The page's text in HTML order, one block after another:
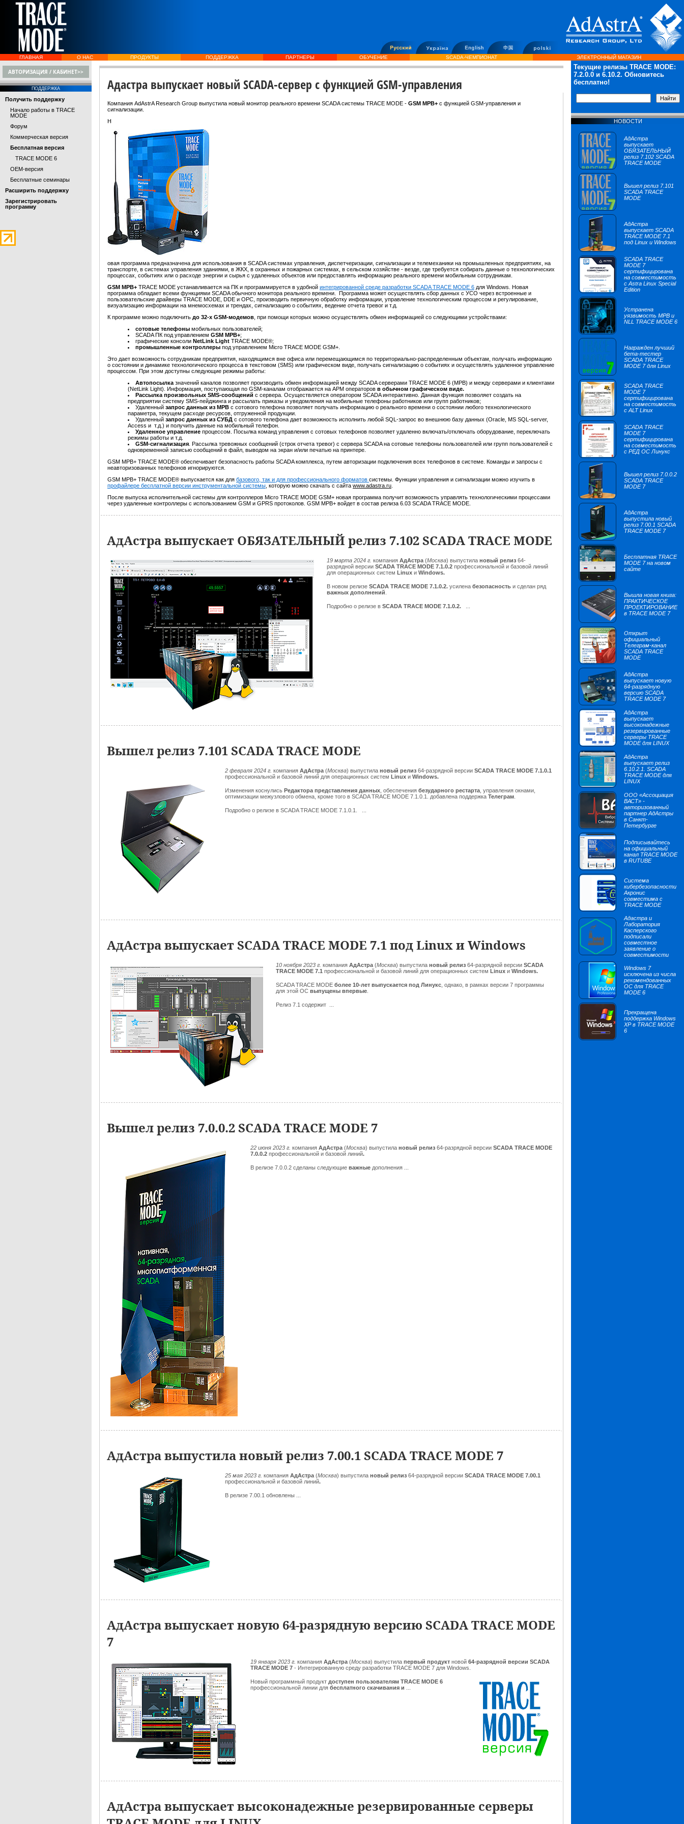
ГЛАВНАЯ О НАС ПРОДУКТЫ ПОДДЕРЖКА ПАРТНЕРЫ ОБУЧЕНИЕ SCADA-ЧЕМПИОНАТ ЭЛЕКТРОННЫЙ МАГАЗИН
АВТОРИЗАЦИЯ / КАБИНЕТ>>
ПОДДЕРЖКА
Получить поддержку
Начало работы в TRACE
MODE
Форум
Коммерческая версия
Бесплатная версия
TRACE MODE 6
OEM-версия
Бесплатные семинары
Расширить поддержку
Зарегистрировать
программу
Адастра выпускает новый SCADA-сервер с функцией GSM-управления
Компания AdAstrA Research Group выпустила новый монитор реального времени SCADA системы TRACE MODE - GSM МРВ+ с функцией GSM-управления и
сигнализации.
Н
овая программа предназначена для использования в SCADA системах управления, диспетчеризации, сигнализации и телемеханики на промышленных предприятиях, на
транспорте, в системах управления зданиями, в ЖКХ, в охранных и пожарных системах, в сельском хозяйстве - везде, где требуется собирать данные о технологических
процессах, событиях или о расходе энергии и сырья с удаленных объектов или предоставлять информацию реального времени мобильным сотрудникам.
GSM МРВ+ TRACE MODE устанавливается на ПК и программируется в удобной интегрированной среде разработки SCADA TRACE MODE 6 для Windows. Новая
программа обладает всеми функциями SCADA обычного монитора реального времени. Программа может осуществлять сбор данных с УСО через встроенные и
пользовательские драйверы TRACE MODE, DDE и OPC, производить первичную обработку информации, управление технологическим процессом и регулирование,
визуализацию информации на мнемосхемах и трендах, сигнализацию о событиях, ведение отчета тревог и т.д.
К программе можно подключить до 32-х GSM-модемов , при помощи которых можно осуществлять обмен информацией со следующими устройствами:
сотовые телефоны мобильных пользователей;
SCADA ПК под управлением GSM МРВ+;
графические консоли NetLink Light TRACE MODE®;
промышленные контроллеры под управлением Micro TRACE MODE GSM+.
Это дает возможность сотрудникам предприятия, находящимся вне офиса или перемещающимся по территориально-распределенным объектам, получать информацию
о состоянии и динамике технологического процесса в текстовом (SMS) или графическом виде, получать сигнализацию о событиях и осуществлять удаленное управление
процессом. При этом доступны следующие режимы работы:
Автопосылка значений каналов позволяет производить обмен информацией между SCADA серверами TRACE MODE 6 (МРВ) и между серверами и клиентами
(NetLink Light). Информация, поступающая по GSM-каналам отображается на АРМ операторов в обычном графическом виде.
Рассылка произвольных SMS-сообщений с сервера. Осуществляется оператором SCADA интерактивно. Данная функция позволяет создать на
предприятии систему SMS-пейджинга и рассылать приказы и уведомления на мобильные телефоны работников или групп работников;
Удаленный запрос данных из МРВ с сотового телефона позволяет получать информацию о реального времени о состоянии любого технологического
параметра, текущем расходе ресурсов, отгруженной продукции.
Удаленный запрос данных из СУБД с сотового телефона дает возможность исполнить любой SQL-запрос во внешнюю базу данных (Oracle, MS SQL-server,
Access и т.д.) и получить данные на мобильный телефон.
Удаленное управление процессом. Посылка команд управления с сотовых телефонов позволяет удаленно включать/отключать оборудование, переключать
режимы работы и т.д.
GSM-сигнализация . Рассылка тревожных сообщений (строк отчета тревог) с сервера SCADA на сотовые телефоны пользователей или групп пользователей с
одновременной записью сообщений в файл, выводом на экран и/или печатью на принтере.
GSM МРВ+ TRACE MODE® обеспечивает безопасность работы SCADA комплекса, путем авторизации подключения всех телефонов в системе. Команды и запросы с
неавторизованных телефонов игнорируются.
GSM МРВ+ TRACE MODE® выпускается как для базового, так и для профессионального форматов системы. Функции управления и сигнализации можно изучить в
профайлере бесплатной версии инструментальной системы , которую можно скачать с сайта www.adastra.ru
После выпуска исполнительной системы для контроллеров Micro TRACE MODE GSM+ новая программа получит возможность управлять технологическими процессами
через удаленные контроллеры с использованием GSM и GPRS протоколов. GSM МРВ+ войдет в состав релиза 6.03 SCADA TRACE MODE.
АдАстра выпускает ОБЯЗАТЕЛЬНЫЙ релиз 7.102 SCADA TRACE MODE
19 марта 2024 г. компания АдАстра (Москва) выпустила новый релиз 64-
разрядной версии SCADA TRACE MODE 7.1.0.2 профессиональной и базовой линий
для операционных систем Linux и Windows.
В новом релизе SCADA TRACE MODE 7.1.0.2. усилена безопасность и сделан ряд
важных дополнений
Подробно о релизе в SCADA TRACE MODE 7.1.0.2.
Вышел релиз 7.101 SCADA TRACE MODE
2 февраля 2024 г. компания АдАстра (Москва) выпустила новый релиз 64-разрядной версии SCADA TRACE MODE 7.1.0.1
профессиональной и базовой линий для операционных систем Linux и Windows.
Изменения коснулись Редактора представления данных , обеспечения безударного рестарта , управления окнами,
оптимизации межузлового обмена, кроме того в SCADA TRACE MODE 7.1.0.1. добавлена поддержка Телеграм
Подробно о релизе в SCADA TRACE MODE 7.1.0.1. ...
АдАстра выпускает SCADA TRACE MODE 7.1 под Linux и Windows
10 ноября 2023 г. компания АдАстра (Москва) выпустила новый релиз 64-разрядной версии SCADA
TRACE MODE 7.1 профессиональной и базовой линий для операционных систем Linux и Windows.
SCADA TRACE MODE более 10-лет выпускается под Линукс , однако, в рамках версии 7 программы
для этой ОС выпущены впервые
Релиз 7.1 содержит ...
Вышел релиз 7.0.0.2 SCADA TRACE MODE 7
22 июня 2023 г. компания АдАстра (Москва) выпустила новый релиз 64-разрядной версии SCADA TRACE MODE
7.0.0.2 профессиональной и базовой линий.
В релизе 7.0.0.2 сделаны следующие важные дополнения ...
АдАстра выпустила новый релиз 7.00.1 SCADA TRACE MODE 7
25 мая 2023 г. компания АдАстра (Москва) выпустила новый релиз 64-разрядной версии SCADA TRACE MODE 7.00.1
профессиональной и базовой линий.
В релизе 7.00.1 обновлены ...
АдАстра выпускает новую 64-разрядную версию SCADA TRACE MODE
7
19 января 2023 г. компания АдАстра (Москва) выпустила первый продукт новой 64-разрядной версии SCADA
TRACE MODE 7 - Интегрированную среду разработки TRACE MODE 7 для Windows.
Новый программный продукт доступен пользователям TRACE MODE 6
профессиональной линии для бесплатного скачивания и
АдАстра выпускает высоконадежные резервированные серверы
Текущие релизы TRACE MODE:
7.2.0.0 и 6.10.2. Обновитесь
бесплатно!
НОВОСТИ
АдАстра
выпускает
ОБЯЗАТЕЛЬНЫЙ
релиз 7.102 SCADA
TRACE MODE
Вышел релиз 7.101
SCADA TRACE
MODE
АдАстра
выпускает SCADA
TRACE MODE 7.1
под Linux и Windows
SCADA TRACE
MODE 7
сертифицирована
на совместимость
с Astra Linux Special
Edition
Устранена
уязвимость МРВ и
NLL TRACE MODE 6
Награжден лучший
бета-тестер
SCADA TRACE
MODE 7 для Linux
SCADA TRACE
MODE 7
сертифицирована
на совместимость
с ALT Linux
SCADA TRACE
MODE 7
сертифицирована
на совместимость
с РЕД ОС Линукс
Вышел релиз 7.0.0.2
SCADA TRACE
MODE 7
АдАстра
выпустила новый
релиз 7.00.1 SCADA
TRACE MODE 7
Бесплатная TRACE
MODE 7 на новом
сайте
Вышла новая книга:
ПРАКТИЧЕСКОЕ
ПРОЕКТИРОВАНИЕ
в TRACE MODE 7
Открыт
официальный
Телеграм-канал
SCADA TRACE
MODE
АдАстра
выпускает новую
64-разрядную
версию SCADA
TRACE MODE 7
АдАстра
выпускает
высоконадежные
резервированные
серверы TRACE
MODE для LINUX
АдАстра
выпускает релиз
6.10.2.1. SCADA
TRACE MODE для
LINUX
ООО «Ассоциация
ВАСТ» -
авторизованный
партнер АдАстры
в Санкт-
Петербурге
Подписывайтесь
на официальный
канал TRACE MODE
в RUTUBE
Система
кибербезопасности
Акронис
совместима с
TRACE MODE
Адастра и
Лаборатория
Касперского
подписали
совместное
заявление о
совместимости
Windows 7
исключена из числа
рекомендованных
ОС для TRACE
MODE 6
Прекращена
поддержка Windows
XP в TRACE MODE
6